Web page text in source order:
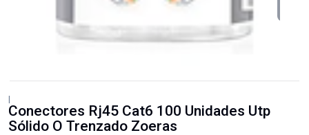
|
Conectores Rj45 Cat6 100 Unidades Utp
Sólido O Trenzado Zoeras